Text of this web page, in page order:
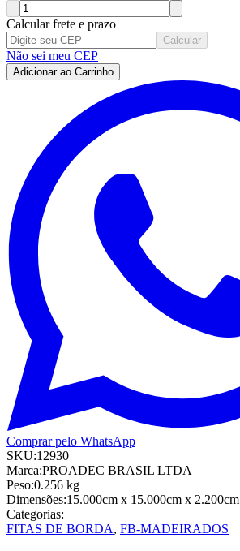
Calcular frete e prazo
Calcular
Não sei meu CEP
Adicionar ao Carrinho
Comprar pelo WhatsApp
SKU:12930
Marca:PROADEC BRASIL LTDA
Peso:0.256 kg
Dimensões:15.000cm x 15.000cm x 2.200cm
Categorias:
FITAS DE BORDA, FB-MADEIRADOS